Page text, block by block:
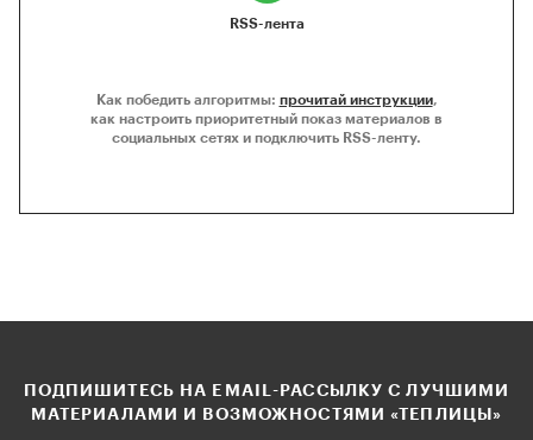
RSS-лента
Как победить алгоритмы: прочитай инструкции,
как настроить приоритетный показ материалов в
социальных сетях и подключить RSS-ленту.
ПОДПИШИТЕСЬ НА EMAIL-РАССЫЛКУ С ЛУЧШИМИ
МАТЕРИАЛАМИ И ВОЗМОЖНОСТЯМИ «ТЕПЛИЦЫ»